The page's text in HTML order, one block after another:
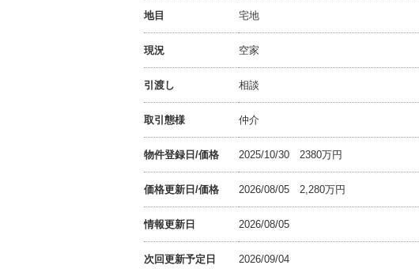
地目 宅地
現況 空家
引渡し 相談
取引態様 仲介
物件登録日/価格 2025/10/30 2380万円
価格更新日/価格 2026/08/05 2,280万円
情報更新日 2026/08/05
次回更新予定日 2026/09/04